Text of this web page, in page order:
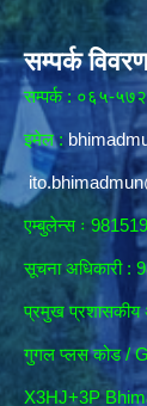
सम्पर्क विवरण
सम्पर्क : ०६५-
इमेल :
एम्बुलेन्स ः
सूचना अधिकारी :
प्रमुख
गुगल प्लस कोड /
X3HJ+3P